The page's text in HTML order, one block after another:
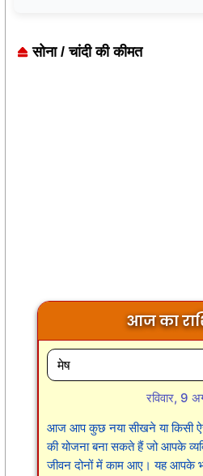
सोना / चांदी की कीमत
आज का
रविवार, 9
आज आप कुछ नया सीखने या किसी
की योजना बना सकते हैं जो आपके
जीवन दोनों में काम आए। यह आपके